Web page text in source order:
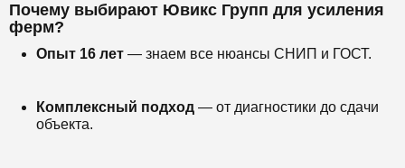
Почему выбирают Ювикс Групп для усиления
ферм?
Опыт 16 лет — знаем все нюансы СНИП и ГОСТ.
Комплексный подход — от диагностики до сдачи
объекта.